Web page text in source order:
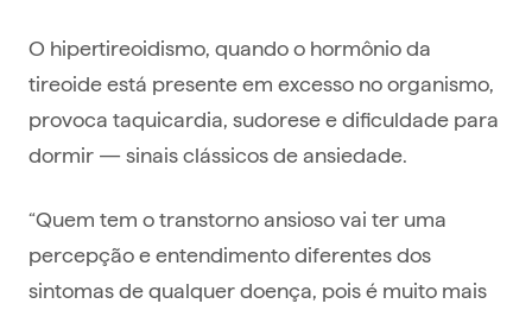
O hipertireoidismo, quando o hormônio da
tireoide está presente em excesso no organismo,
provoca taquicardia, sudorese e dificuldade para
dormir — sinais clássicos de ansiedade.
“Quem tem o transtorno ansioso vai ter uma
percepção e entendimento diferentes dos
sintomas de qualquer doença, pois é muito mais